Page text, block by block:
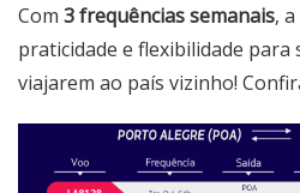
Com 3 frequências semanais,
praticidade e flexibilidade para
viajarem ao país vizinho!